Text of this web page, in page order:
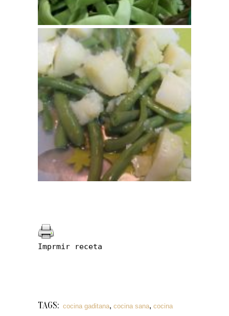
Imprmir receta
TAGS: cocina gaditana, cocina sana, cocina